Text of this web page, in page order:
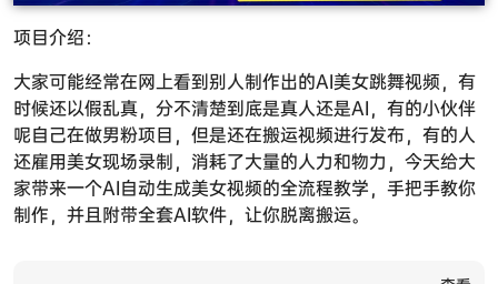
项目介绍：
大家可能经常在网上看到别人制作出的AI美女跳舞视频，有
时候还以假乱真，分不清楚到底是真人还是AI，有的小伙伴
呢自己在做男粉项目，但是还在搬运视频进行发布，有的人
还雇用美女现场录制，消耗了大量的人力和物力，今天给大
家带来一个AI自动生成美女视频的全流程教学，手把手教你
制作，并且附带全套AI软件，让你脱离搬运。